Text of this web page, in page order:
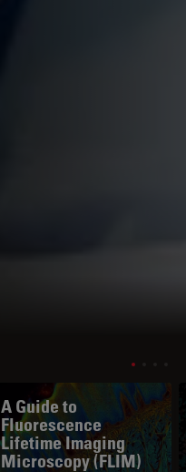
A Guide to
Fluorescence
Lifetime Imaging
Microscopy (FLIM)